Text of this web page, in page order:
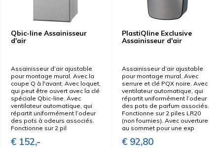
Qbic-line Assainisseur
d'air
Assainisseur d’air ajustable
pour montage mural. Avec la
coupe Q à l'avant. Avec loquet,
qui peut être ouvert avec la clé
spéciale Qbic-line. Avec
ventilateur automatique, qui
répartit uniformément l’odeur
des pots à odeurs associés.
Fonctionne sur 2 pil
€ 152,-
PlastiQline Exclusive
Assainisseur d'air
Assainisseur d’air ajustable
pour montage mural. Avec
serrure et clé PQX noire. Avec
ventilateur automatique, qui
répartit uniformément l’odeur
des pots de parfum associés.
Fonctionne sur 2 piles LR20
(non fournies). Avec ouverture
au sommet pour une exp
€ 92,80